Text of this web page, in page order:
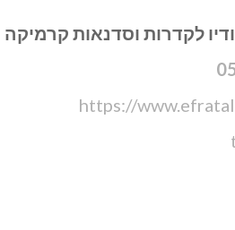
לקדרות וסדנאות קרמיקה
https://